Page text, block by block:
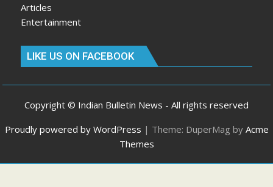
Articles
Entertainment
LIKE US ON FACEBOOK
Copyright © Indian Bulletin News - All rights reserved
Proudly powered by WordPress | Theme: DuperMag by Acme
Themes